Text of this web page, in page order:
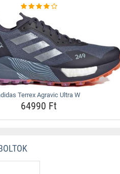
Terrex Agravic Ultra W
64990 Ft